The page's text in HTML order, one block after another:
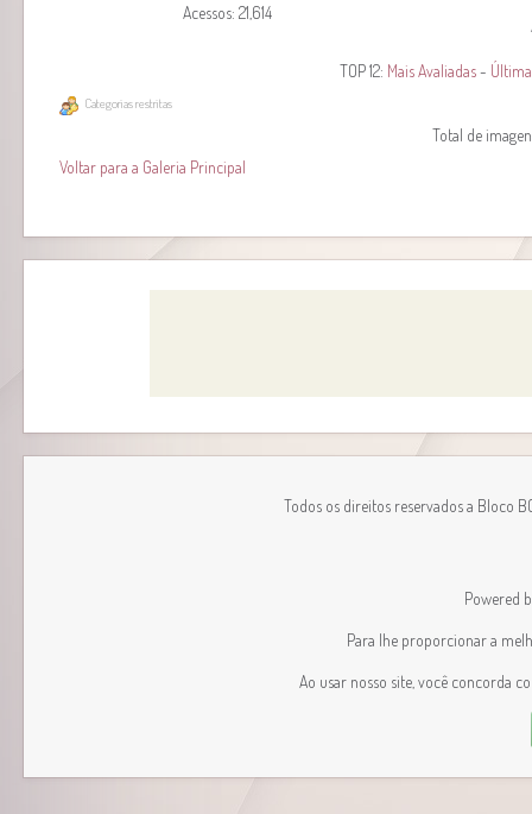
Acessos: 21,614
TOP 12: Mais Avaliadas-
Categorias restritas
Total de
Voltar para a Galeria Principal
Todos os direitos reservados a Bloco
Powered
Para lhe proporcionar a
Ao usar nosso site, você concorda